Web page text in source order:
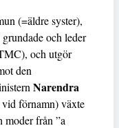
(=äldre syster),
och leder
och utgör
den
Narendra
förnamn) växte
moder från ”a